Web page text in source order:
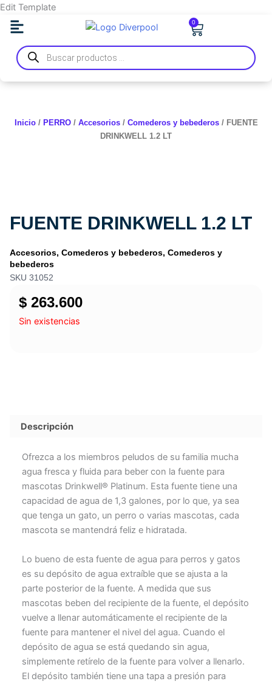
Ir
contenido
Edit Template
0
Carrito
Búsqueda
de
productos
Inicio/ PERRO/ Accesorios/ Comederos y bebederos/ FUENTE
DRINKWELL 1.2 LT
FUENTE DRINKWELL 1.2 LT
Accesorios, Comederos y bebederos, Comederos y
bebederos
SKU 31052
$263.600
Sin existencias
Descripción
Ofrezca a los miembros peludos de su familia mucha
agua fresca y fluida para beber con la fuente para
mascotas Drinkwell® Platinum. Esta fuente tiene una
capacidad de agua de 1,3 galones, por lo que, ya sea
que tenga un gato, un perro o varias mascotas, cada
mascota se mantendrá feliz e hidratada.
Lo bueno de esta fuente de agua para perros y gatos
es su depósito de agua extraíble que se ajusta a la
parte posterior de la fuente. A medida que sus
mascotas beben del recipiente de la fuente, el depósito
vuelve a llenar automáticamente el recipiente de la
fuente para mantener el nivel del agua. Cuando el
depósito de agua se está quedando sin agua,
simplemente retírelo de la fuente para volver a llenarlo.
El depósito también tiene una tapa a presión para